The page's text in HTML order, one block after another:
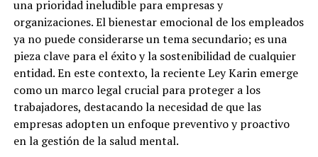
Post Views: 542
TAGS
SIGUIENTE
Post Views: 1.290
una prioridad ineludible para empresas y
organizaciones. El bienestar emocional de los empleados
ya no puede considerarse un tema secundario; es una
pieza clave para el éxito y la sostenibilidad de cualquier
entidad. En este contexto, la reciente Ley Karin emerge
como un marco legal crucial para proteger a los
trabajadores, destacando la necesidad de que las
empresas adopten un enfoque preventivo y proactivo
en la gestión de la salud mental.